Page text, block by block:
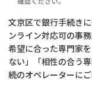
文京区で銀行手続き
ンライン対応可の事
希望に合った専門家
ない」「相性の合う
続のオペレーターにご